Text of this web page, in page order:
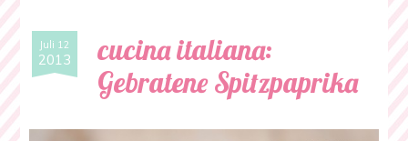
Juli 12
2013
cucina italiana:
Gebratene Spitzpaprika